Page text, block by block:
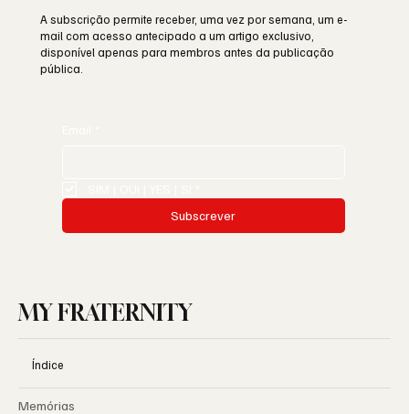
A subscrição permite receber, uma vez por semana, um e-
mail com acesso antecipado a um artigo exclusivo,
disponível apenas para membros antes da publicação
pública.
Subscrever
MY FRATERNITY
Índice
Memórias